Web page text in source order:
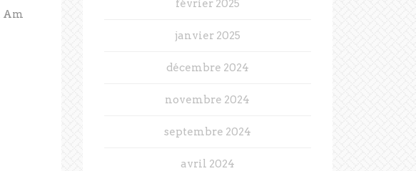
Am
février 2025
janvier 2025
décembre 2024
novembre 2024
septembre 2024
avril 2024